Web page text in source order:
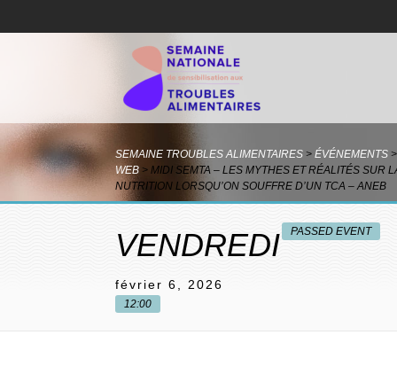
SEMAINE TROUBLES ALIMENTAIRES > ÉVÉNEMENTS >
WEB > MIDI SEMTA – LES MYTHES ET RÉALITÉS SUR
NUTRITION LORSQU’ON SOUFFRE D’UN TCA – ANEB
VENDREDI
février 6, 2026
12:00
PASSED EVENT